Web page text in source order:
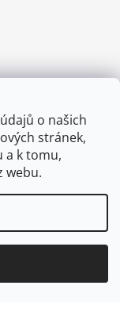
o našich
stránek,
a k tomu,
webu.